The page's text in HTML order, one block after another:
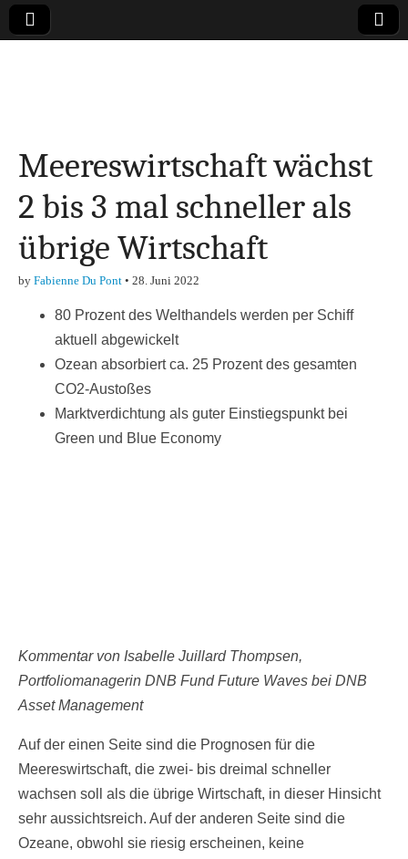
Finanzen,
Marketing-, Vertrieb-
& Investment-Tipps
Meereswirtschaft wächst
2 bis 3 mal schneller als
übrige Wirtschaft
by Fabienne Du Pont • 28. Juni 2022
80 Prozent des Welthandels werden per Schiff
aktuell abgewickelt
Ozean absorbiert ca. 25 Prozent des gesamten
CO2-Austoßes
Marktverdichtung als guter Einstiegspunkt bei
Green und Blue Economy
Kommentar von Isabelle Juillard Thompsen,
Portfoliomanagerin DNB Fund Future Waves bei DNB
Asset Management
Auf der einen Seite sind die Prognosen für die
Meereswirtschaft, die zwei- bis dreimal schneller
wachsen soll als die übrige Wirtschaft, in dieser Hinsicht
sehr aussichtsreich. Auf der anderen Seite sind die
Ozeane, obwohl sie riesig erscheinen, keine